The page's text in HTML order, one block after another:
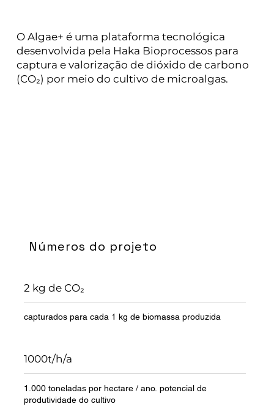
O Algae+ é uma plataforma tecnológica
desenvolvida pela Haka Bioprocessos para
captura e valorização de dióxido de carbono
(CO₂) por meio do cultivo de microalgas.
Números do projeto
2 kg de CO₂
capturados para cada 1 kg de biomassa produzida
1000t/h/a
1.000 toneladas por hectare / ano. potencial de
produtividade do cultivo